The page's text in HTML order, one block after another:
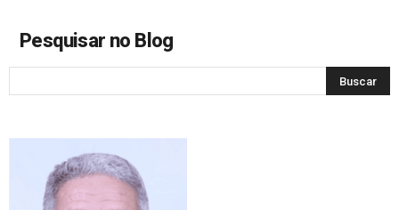
Pesquisar no Blog